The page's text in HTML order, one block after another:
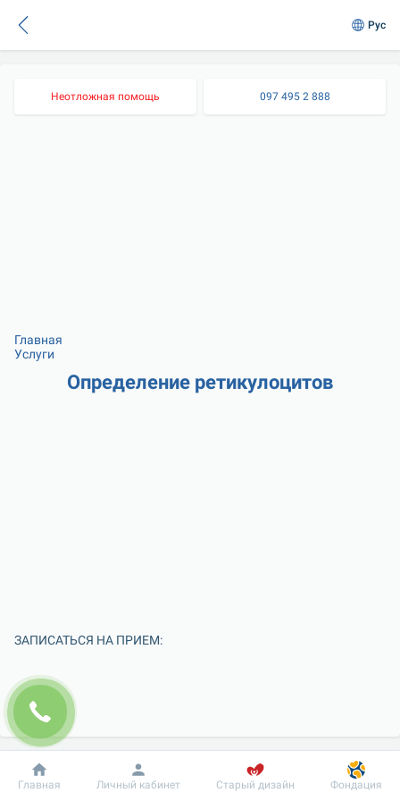
Рус
Неотложная помощь 097 495 2 888
Главная
Услуги
Определение ретикулоцитов
ЗАПИСАТЬСЯ НА ПРИЕМ:
Добробут Информация Пациенту
Главная Личный кабинет Старый дизайн Фондация